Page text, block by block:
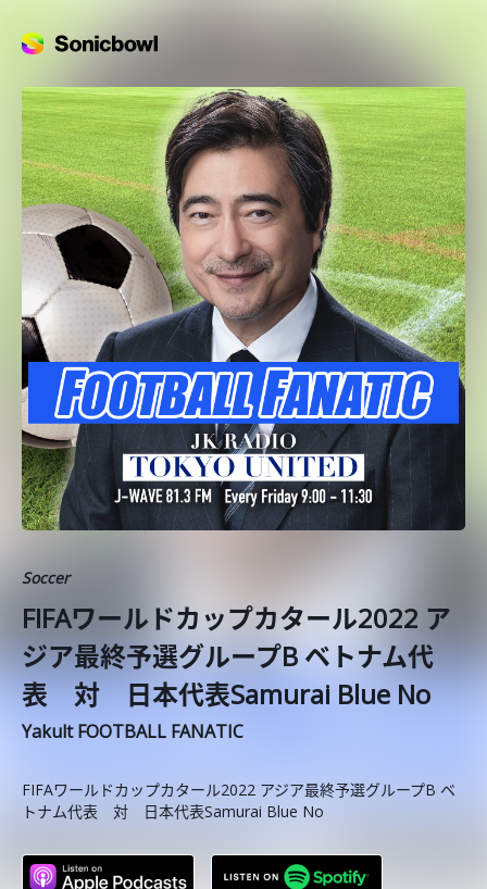
Soccer
FIFAワールドカップカタール2022 ア
ジア最終予選グループB ベトナム代
表 対 日本代表Samurai Blue No
Yakult FOOTBALL FANATIC
FIFAワールドカップカタール2022 アジア最終予選グループB ベ
トナム代表 対 日本代表Samurai Blue No